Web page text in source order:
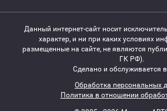
Данный интернет-сайт носит
характер, и ни при каких условиях
размещенные на сайте, не являются
ГК РФ).
Сделано и обслуживается в
Обработка персональных
Политика в отношении